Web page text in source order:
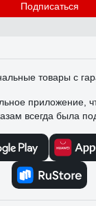
Подписаться
товары с
приложение,
всегда была